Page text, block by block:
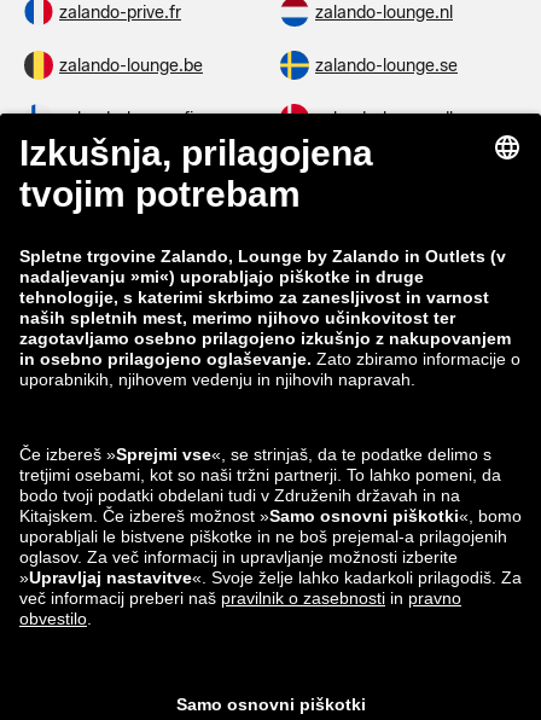
zalando-prive.fr zalando-lounge.nl
zalando-lounge.be zalando-lounge.se
zalando-lounge.fi zalando-lounge.dk
zalando-lounge.co.uk zalando-lounge.pl
zalando-lounge.lt zalando-lounge.sk
zalando-lounge.ro zalando-lounge.hr
zalando-lounge.si zalando-lounge.hu
zalando-lounge.lv zalando-lounge.no
Najdeš nas lahko
tudi na